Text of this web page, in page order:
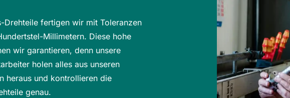
Drehteile fertigen wir mit Toleranzen
Millimetern. Diese hohe
wir garantieren, denn unsere
holen alles aus unseren
heraus und kontrollieren die
genau.